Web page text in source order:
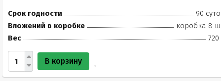
Срок годности
90
Вложений в коробке
коробка 8
Вес
720
В корзину